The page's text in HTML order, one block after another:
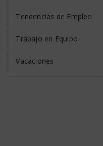
Tendencias de Empleo
Trabajo en Equipo
Vacaciones